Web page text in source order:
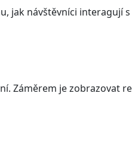
návštěvníci interagují
Záměrem je